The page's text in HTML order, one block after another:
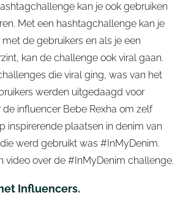
kan je ook gebruiken
Met een hashtagchallenge kan je
met de gebruikers en als je een
kan de challenge ook viral gaan.
die viral ging, was van het
werden uitgedaagd voor
de influencer Bebe Rexha om zelf
inspirerende plaatsen in denim van
werd gebruikt was # InMyDenim.
video over de #InMyDenim challenge.
Influencers.